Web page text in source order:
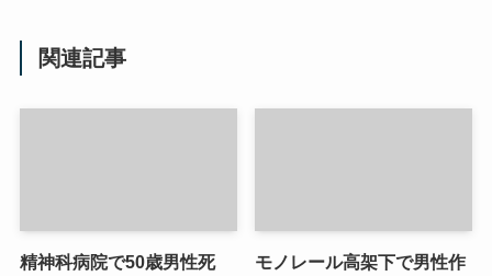
関連記事
精神科病院で50歳男性死
モノレール高架下で男性作